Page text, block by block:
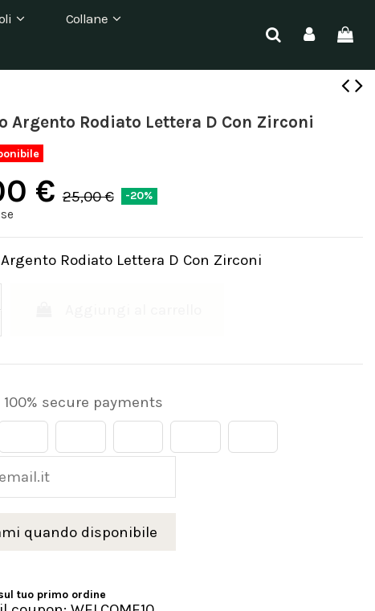
Collane
Argento Rodiato Lettera D Con Zirconi
€ 25,00 € -20%
Rodiato Lettera D Con Zirconi
100% secure payments
tuo primo ordine